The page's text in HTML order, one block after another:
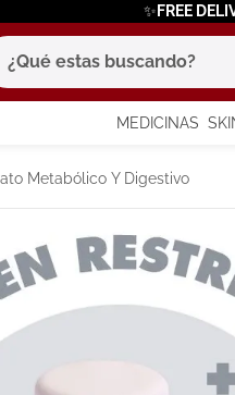
✨FREE
estas buscando?
MEDICINAS
Metabólico Y Digestivo
términos más
1. eucerin
3. bioderma